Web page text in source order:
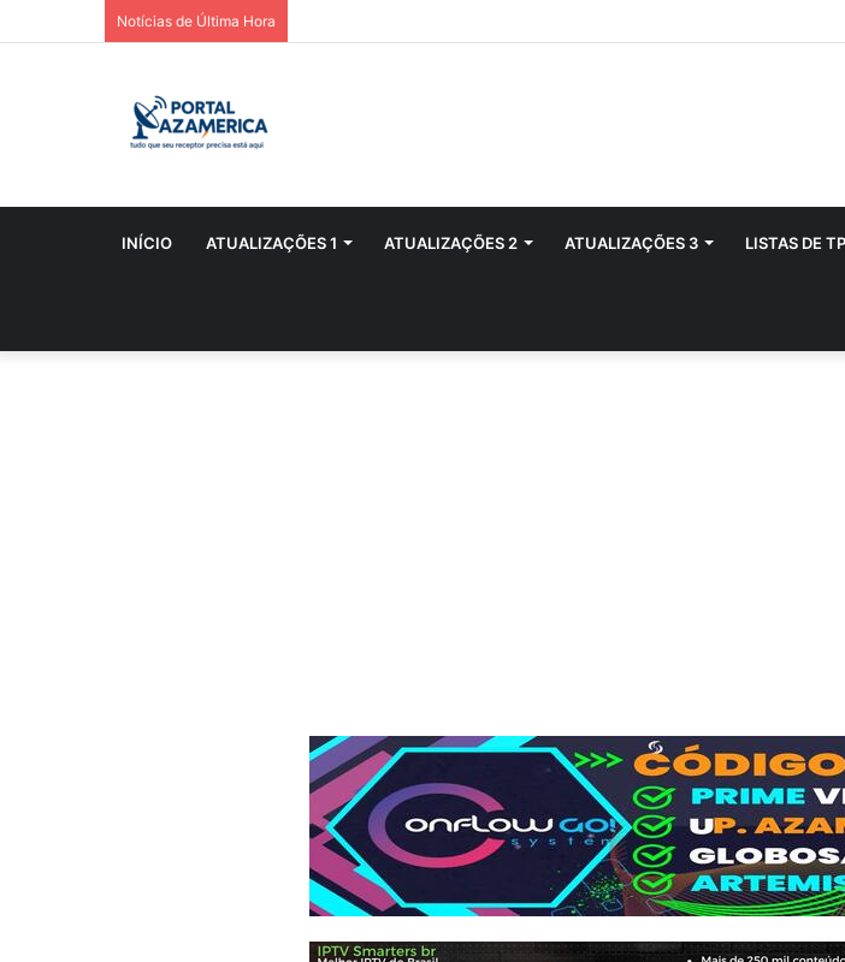
Notícias de Última Hora
INÍCIO ATUALIZAÇÕES 1 ATUALIZAÇÕES 2 ATUALIZAÇÕES 3 LISTAS DE